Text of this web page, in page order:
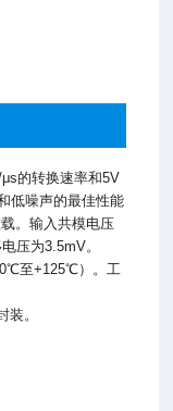
的转换速率和5V
低噪声的最佳性能
。输入共模电压
压为3.5mV。
至+125℃）。工
装。